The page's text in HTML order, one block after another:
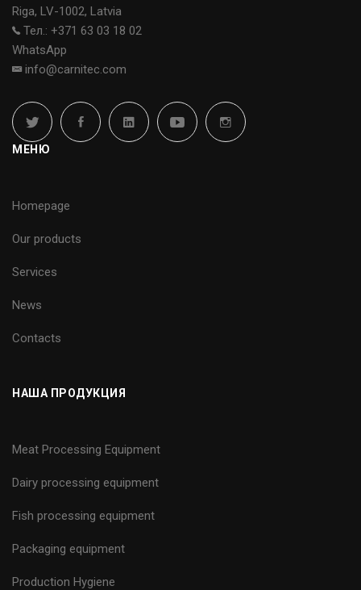
Riga, LV-1002, Latvia
Тел.: +371 63 03 18 02
WhatsApp
info@carnitec.com
МЕНЮ
Homepage
Our products
Services
News
Contacts
НАША ПРОДУКЦИЯ
Meat Processing Equipment
Dairy processing equipment
Fish processing equipment
Packaging equipment
Production Hygiene